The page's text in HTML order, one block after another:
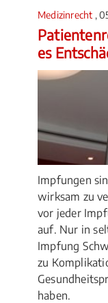
Medizinrecht ,
es
Impfungen
wirksam zu
vor jeder
auf. Nur in
Impfung
zu
haben.